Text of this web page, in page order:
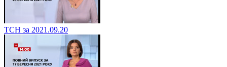
ТСН за 2021.09.20